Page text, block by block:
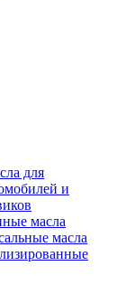
для
и
масла
масла